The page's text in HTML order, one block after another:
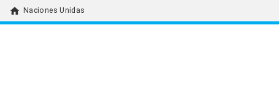
home Naciones Unidas